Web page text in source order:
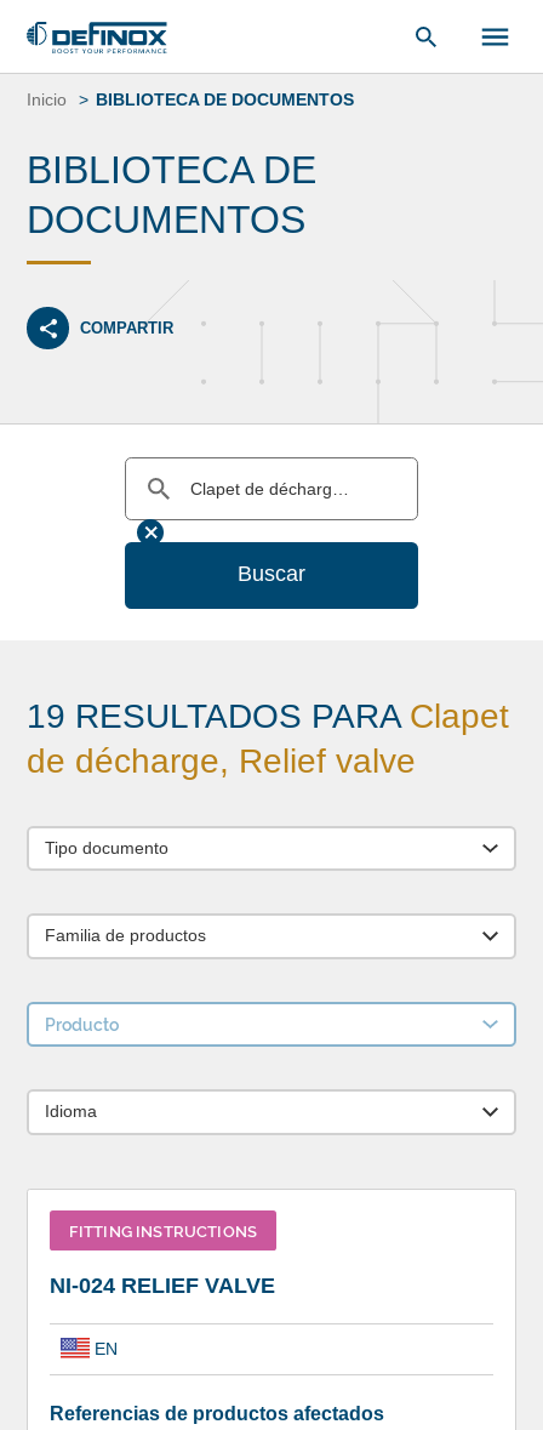
Saltar
Inicio BIBLIOTECA DE DOCUMENTOS
BIBLIOTECA DE
DOCUMENTOS
COMPARTIR
Buscar
19 RESULTADOS PARA Clapet
de décharge, Relief valve
Tipo documento
Familia de productos
Producto
Idioma
FITTING INSTRUCTIONS
NI-024 RELIEF VALVE
EN
Referencias de productos afectados